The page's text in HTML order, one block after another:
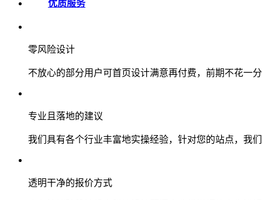
优质服务
零风险设计
不放心的部分用户可首页设计满意再付费，前期不花一
专业且落地的建议
我们具有各个行业丰富地实操经验，针对您的站点，我
透明干净的报价方式